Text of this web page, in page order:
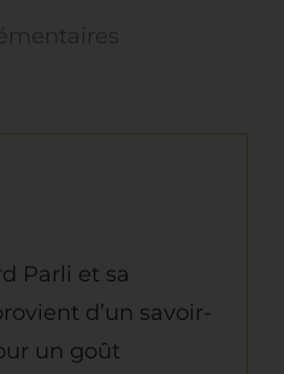
Parli et sa
d’un savoir-
un goût